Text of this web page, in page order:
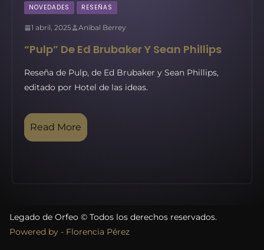
NOVEDADES RESEÑAS
1 abril, 2025 Anibal Berrey
“Pulp” De Ed Brubaker Y Sean Phillips
Reseña de Pulp, de Ed Brubaker y Sean Phillips,
editado por Hotel de las ideas.
Read More
Legado de Orfeo © Todos los derechos reservados.
Powered by - Florencia Pérez